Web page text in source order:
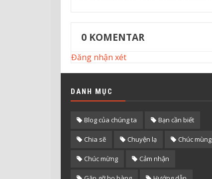
0 KOMENTAR
Đăng nhận xét
DANH MỤC
Blog của chúng ta Bạn cần biết
Chia sẽ Chuyện lạ Chúc mùng
Chúc mừng Cảm nhận